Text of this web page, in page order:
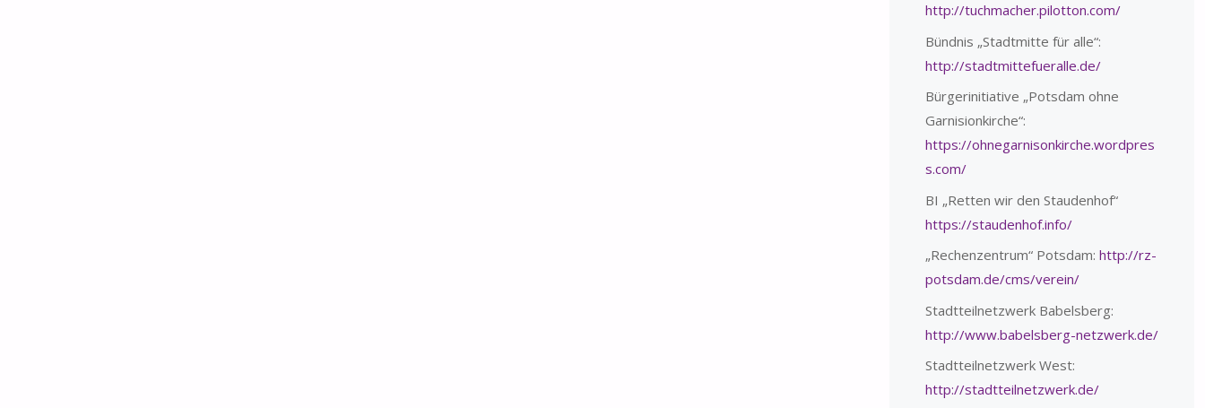
http://tuchmacher.pilotton.com/
Bündnis „Stadtmitte für alle“:
http://stadtmittefueralle.de/
Bürgerinitiative „Potsdam ohne
Garnisionkirche“:
https://ohnegarnisonkirche.wordpres
s.com/
BI „Retten wir den Staudenhof“
https://staudenhof.info/
„Rechenzentrum“ Potsdam: http://rz-
potsdam.de/cms/verein/
Stadtteilnetzwerk Babelsberg:
http://www.babelsberg-netzwerk.de/
Stadtteilnetzwerk West:
http://stadtteilnetzwerk.de/